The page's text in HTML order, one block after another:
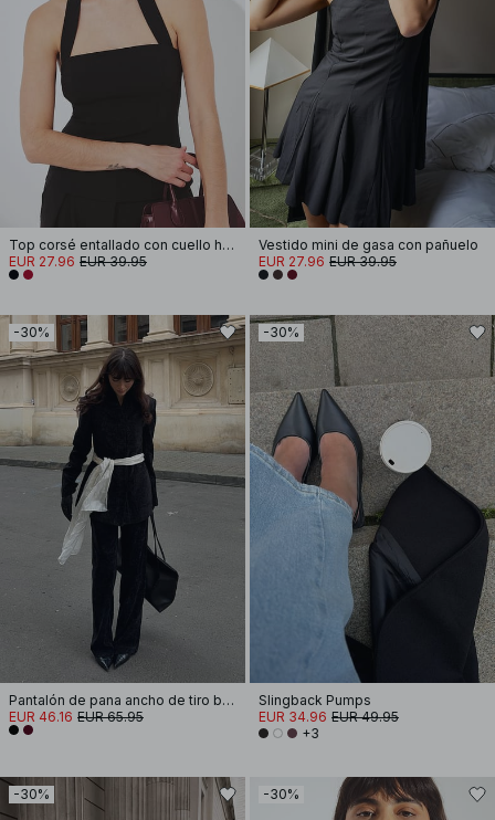
Top corsé entallado con cuello halter
EUR 27.96 EUR 39.95
Vestido mini de gasa con pañuelo
EUR 27.96 EUR 39.95
-30%
Pantalón de pana ancho de tiro bajo
EUR 46.16 EUR 65.95
-30%
Slingback Pumps
EUR 34.96 EUR 49.95
+3
-30% -30%